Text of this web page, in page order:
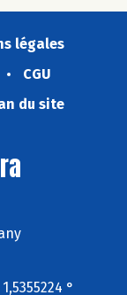
légales
CGU
du site
°